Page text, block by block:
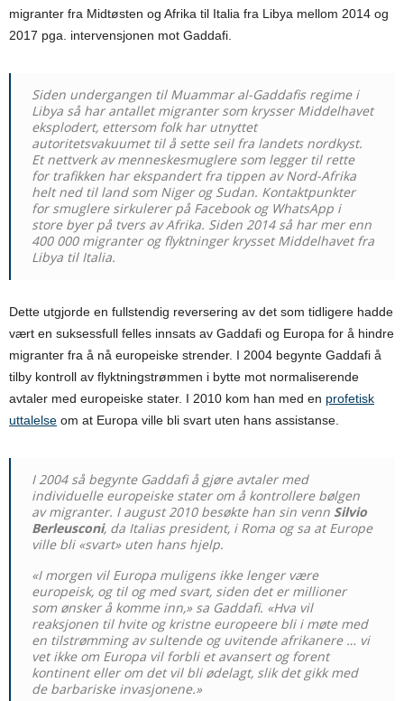
migranter fra Midtøsten og Afrika til Italia fra Libya mellom 2014 og
2017 pga. intervensjonen mot Gaddafi.
Siden undergangen til Muammar al-Gaddafis regime i
Libya så har antallet migranter som krysser Middelhavet
eksplodert, ettersom folk har utnyttet
autoritetsvakuumet til å sette seil fra landets nordkyst.
Et nettverk av menneskesmuglere som legger til rette
for trafikken har ekspandert fra tippen av Nord-Afrika
helt ned til land som Niger og Sudan. Kontaktpunkter
for smuglere sirkulerer på Facebook og WhatsApp i
store byer på tvers av Afrika. Siden 2014 så har mer enn
400 000 migranter og flyktninger krysset Middelhavet fra
Libya til Italia.
Dette utgjorde en fullstendig reversering av det som tidligere hadde
vært en suksessfull felles innsats av Gaddafi og Europa for å hindre
migranter fra å nå europeiske strender. I 2004 begynte Gaddafi å
tilby kontroll av flyktningstrømmen i bytte mot normaliserende
avtaler med europeiske stater. I 2010 kom han med en profetisk
uttalelse om at Europa ville bli svart uten hans assistanse.
I 2004 så begynte Gaddafi å gjøre avtaler med
individuelle europeiske stater om å kontrollere bølgen
av migranter. I august 2010 besøkte han sin venn Silvio
Berleusconi, da Italias president, i Roma og sa at Europe
ville bli «svart» uten hans hjelp.
«I morgen vil Europa muligens ikke lenger være
europeisk, og til og med svart, siden det er millioner
som ønsker å komme inn,» sa Gaddafi. «Hva vil
reaksjonen til hvite og kristne europeere bli i møte med
en tilstrømming av sultende og uvitende afrikanere … vi
vet ikke om Europa vil forbli et avansert og forent
kontinent eller om det vil bli ødelagt, slik det gikk med
de barbariske invasjonene.»